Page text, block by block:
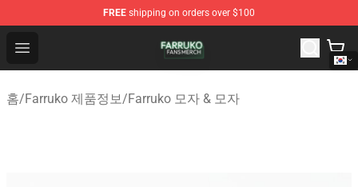
FREE shipping on orders over $100
Open menu
Farruko Shop - Official Farruko Merchandise Store
홈/Farruko 제품정보/Farruko 모자 & 모자